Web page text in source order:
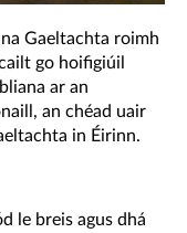
Gaeltachta roimh
go hoifigiúil
ar an
an chéad uair
in Éirinn.
le breis agus dhá